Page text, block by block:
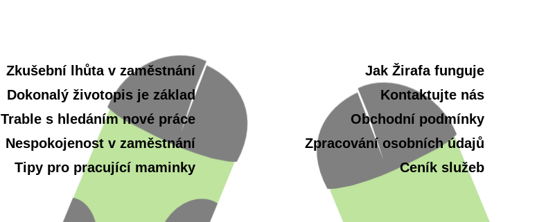
Zkušební lhůta v zaměstnání
Dokonalý životopis je základ
Trable s hledáním nové práce
Nespokojenost v zaměstnání
Tipy pro pracující maminky
Jak Žirafa funguje
Kontaktujte nás
Obchodní podmínky
Zpracování osobních údajů
Ceník služeb